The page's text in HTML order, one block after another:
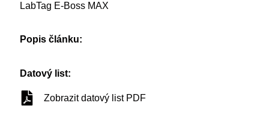
LabTag E-Boss MAX
Popis článku:
Datový list:
Zobrazit datový list PDF